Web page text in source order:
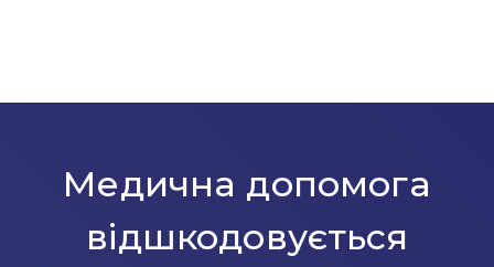
Медична допомога
відшкодовується